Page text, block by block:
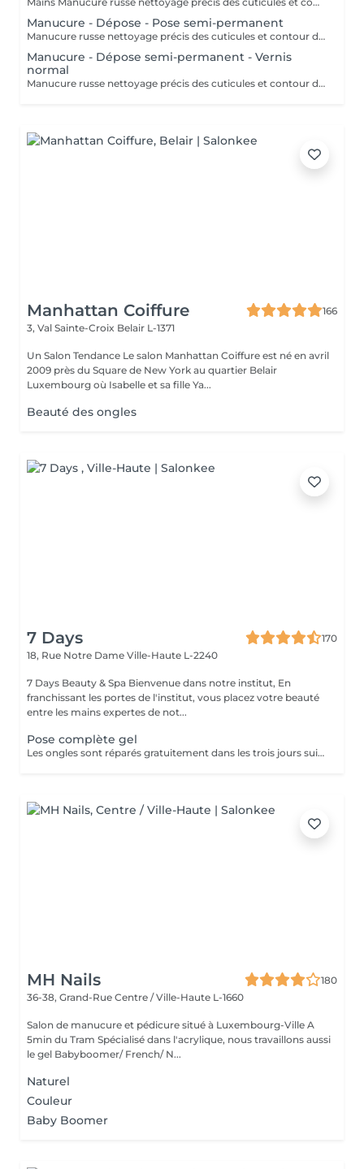
Manucure - Dépose - Pose semi-permanent
Manucure russe nettoyage précis des cuticules et contour des ongles. Retrait 85% de l'ancien semi-permanent sans touche a votre ongles naturel. Application d'un semi-permanent sur l'ongle. Idéal pour repartir sur une base propre sans accumulation de produit.
Manucure - Dépose semi-permanent - Vernis
normal
Manucure russe nettoyage précis des cuticules et contour des ongles. Retrait 85% de l'ancien semi-permanent sans touche a votre ongles naturel. Vernis classique appliqué sur l'ongle naturel. Rendu brillant, élégant
Manhattan Coiffure
166
3, Val Sainte-Croix Belair L-1371
Un Salon Tendance Le salon Manhattan Coiffure est né en avril
2009 près du Square de New York au quartier Belair
Luxembourg où Isabelle et sa fille Ya...
Beauté des ongles
7 Days
170
18, Rue Notre Dame Ville-Haute L-2240
7 Days Beauty & Spa Bienvenue dans notre institut, En
franchissant les portes de l'institut, vous placez votre beauté
entre les mains expertes de not...
Pose complète gel
Les ongles sont réparés gratuitement dans les trois jours suivant le service ! A partir du quatrième jour la prestation est payante.
MH Nails
180
36-38, Grand-Rue Centre / Ville-Haute L-1660
Salon de manucure et pédicure situé à Luxembourg-Ville A
5min du Tram Spécialisé dans l'acrylique, nous travaillons aussi
le gel Babyboomer/ French/ N...
Naturel
Couleur
Baby Boomer